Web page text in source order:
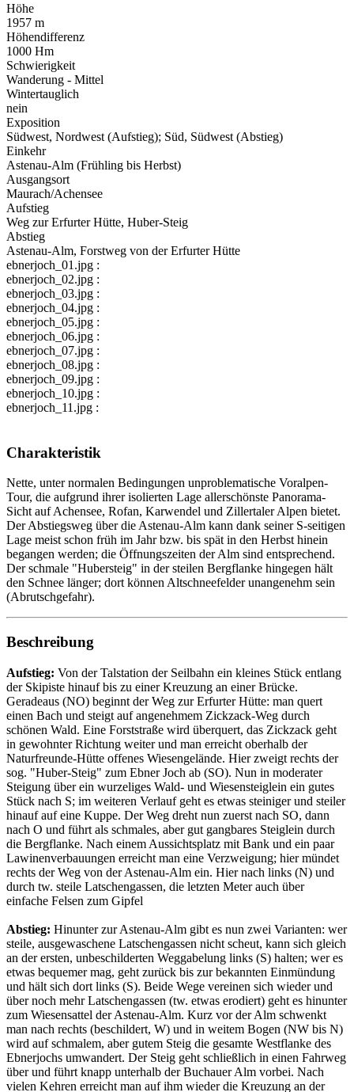
Höhe
1957 m
Höhendifferenz
1000 Hm
Schwierigkeit
Wanderung - Mittel
Wintertauglich
nein
Exposition
Südwest, Nordwest (Aufstieg); Süd, Südwest (Abstieg)
Einkehr
Astenau-Alm (Frühling bis Herbst)
Ausgangsort
Maurach/Achensee
Aufstieg
Weg zur Erfurter Hütte, Huber-Steig
Abstieg
Astenau-Alm, Forstweg von der Erfurter Hütte
ebnerjoch_01.jpg :
ebnerjoch_02.jpg :
ebnerjoch_03.jpg :
ebnerjoch_04.jpg :
ebnerjoch_05.jpg :
ebnerjoch_06.jpg :
ebnerjoch_07.jpg :
ebnerjoch_08.jpg :
ebnerjoch_09.jpg :
ebnerjoch_10.jpg :
ebnerjoch_11.jpg :
Charakteristik
Nette, unter normalen Bedingungen unproblematische Voralpen-
Tour, die aufgrund ihrer isolierten Lage allerschönste Panorama-
Sicht auf Achensee, Rofan, Karwendel und Zillertaler Alpen bietet.
Der Abstiegsweg über die Astenau-Alm kann dank seiner S-seitigen
Lage meist schon früh im Jahr bzw. bis spät in den Herbst hinein
begangen werden; die Öffnungszeiten der Alm sind entsprechend.
Der schmale "Hubersteig" in der steilen Bergflanke hingegen hält
den Schnee länger; dort können Altschneefelder unangenehm sein
(Abrutschgefahr).
Beschreibung
Aufstieg: Von der Talstation der Seilbahn ein kleines Stück entlang
der Skipiste hinauf bis zu einer Kreuzung an einer Brücke.
Geradeaus (NO) beginnt der Weg zur Erfurter Hütte: man quert
einen Bach und steigt auf angenehmem Zickzack-Weg durch
schönen Wald. Eine Forststraße wird überquert, das Zickzack geht
in gewohnter Richtung weiter und man erreicht oberhalb der
Naturfreunde-Hütte offenes Wiesengelände. Hier zweigt rechts der
sog. "Huber-Steig" zum Ebner Joch ab (SO). Nun in moderater
Steigung über ein wurzeliges Wald- und Wiesensteiglein ein gutes
Stück nach S; im weiteren Verlauf geht es etwas steiniger und steiler
hinauf auf eine Kuppe. Der Weg dreht nun zuerst nach SO, dann
nach O und führt als schmales, aber gut gangbares Steiglein durch
die Bergflanke. Nach einem Aussichtsplatz mit Bank und ein paar
Lawinenverbauungen erreicht man eine Verzweigung; hier mündet
rechts der Weg von der Astenau-Alm ein. Hier nach links (N) und
durch tw. steile Latschengassen, die letzten Meter auch über
einfache Felsen zum Gipfel
Abstieg: Hinunter zur Astenau-Alm gibt es nun zwei Varianten: wer
steile, ausgewaschene Latschengassen nicht scheut, kann sich gleich
an der ersten, unbeschilderten Weggabelung links (S) halten; wer es
etwas bequemer mag, geht zurück bis zur bekannten Einmündung
und hält sich dort links (S). Beide Wege vereinen sich wieder und
über noch mehr Latschengassen (tw. etwas erodiert) geht es hinunter
zum Wiesensattel der Astenau-Alm. Kurz vor der Alm schwenkt
man nach rechts (beschildert, W) und in weitem Bogen (NW bis N)
wird auf schmalem, aber gutem Steig die gesamte Westflanke des
Ebnerjochs umwandert. Der Steig geht schließlich in einen Fahrweg
über und führt knapp unterhalb der Buchauer Alm vorbei. Nach
vielen Kehren erreicht man auf ihm wieder die Kreuzung an der